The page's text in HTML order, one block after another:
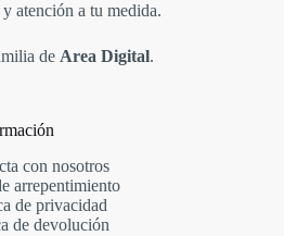
atención a tu medida.
de Area Digital.
con nosotros
arrepentimiento
de privacidad
de devolución